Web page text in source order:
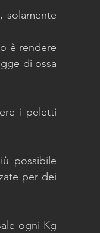
solamente
è rendere
di ossa
i peletti
possibile
per dei
ogni Kg